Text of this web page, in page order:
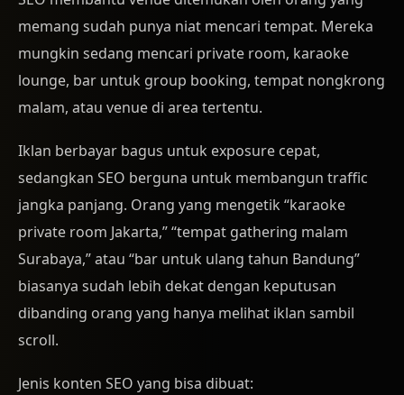
memang sudah punya niat mencari tempat. Mereka
mungkin sedang mencari private room, karaoke
lounge, bar untuk group booking, tempat nongkrong
malam, atau venue di area tertentu.
Iklan berbayar bagus untuk exposure cepat,
sedangkan SEO berguna untuk membangun traffic
jangka panjang. Orang yang mengetik “karaoke
private room Jakarta,” “tempat gathering malam
Surabaya,” atau “bar untuk ulang tahun Bandung”
biasanya sudah lebih dekat dengan keputusan
dibanding orang yang hanya melihat iklan sambil
scroll.
Jenis konten SEO yang bisa dibuat: